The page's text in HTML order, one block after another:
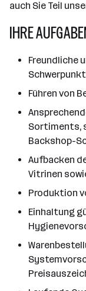
auch Sie Teil
IHRE
Freundliche
Führen von
Sortiments,
Backshop-
Aufbacken
Vitrinen
Produktion
Einhaltung